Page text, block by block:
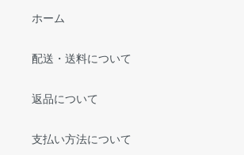
ホーム
配送・送料について
返品について
支払い方法について